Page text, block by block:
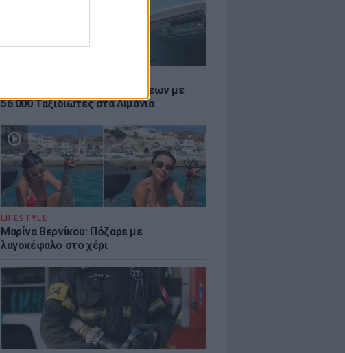
Αύγουστος: Ρεκόρ Αναχωρήσεων με
56.000 Ταξιδιώτες στα Λιμάνια
LIFESTYLE
Μαρίνα Βερνίκου: Πόζαρε με
λαγοκέφαλο στο χέρι